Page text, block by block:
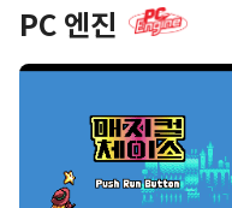
PC 엔진